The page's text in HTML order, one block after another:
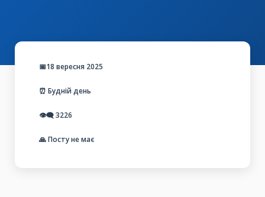
📅18 вересня 2025
⏰ Будній день
👁️‍🗨️3226
🙏 Посту не має